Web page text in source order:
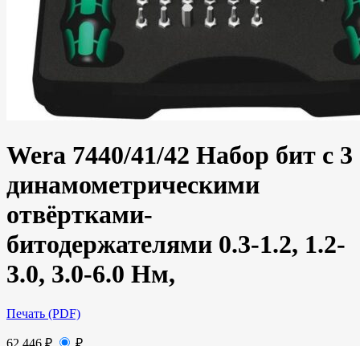
Wera 7440/41/42 Набор бит с 3
динамометрическими
отвёртками-
битодержателями 0.3-1.2, 1.2-
3.0, 3.0-6.0 Нм,
Печать (PDF)
62 446 ₽ ₽